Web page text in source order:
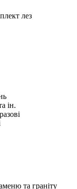
лез
ін.
та граніту